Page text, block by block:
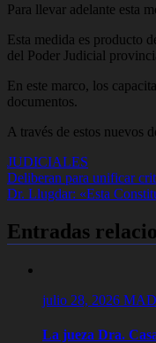
Para llevar adelante esta
Esta medida es producto
del Poder Judicial
En este marco, los
documentos.
A través de estos nuevos
JUDICIALES
Navegación
de
entradas
Deliberan para unificar
Dr. Llugdar: «Esta
Entradas
julio 28, 2026 MAD
La jueza Dra.